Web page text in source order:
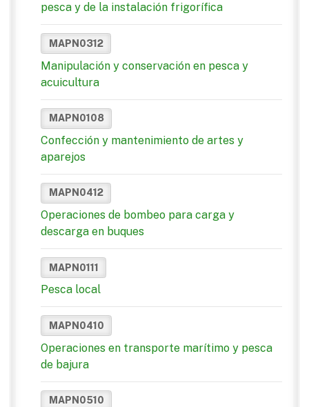
pesca y de la instalación frigorífica
MAPN0312
Manipulación y conservación en pesca y
acuicultura
MAPN0108
Confección y mantenimiento de artes y
aparejos
MAPN0412
Operaciones de bombeo para carga y
descarga en buques
MAPN0111
Pesca local
MAPN0410
Operaciones en transporte marítimo y pesca
de bajura
MAPN0510